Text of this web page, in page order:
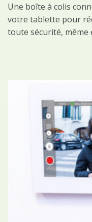
Une boîte à colis
votre tablette pour
toute sécurité, même